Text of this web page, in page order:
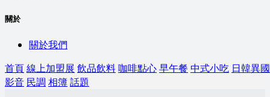
關於
關於我們
首頁線上加盟展 飲品飲料咖啡點心早午餐 中式小吃 日韓異國
影音 民調 相簿話題